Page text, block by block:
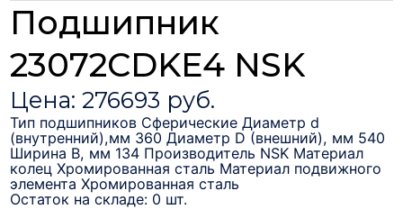
Подшипник
23072CDKE4 NSK
Цена: 276693 руб.
Тип подшипников Сферические Диаметр d
(внутренний),мм 360 Диаметр D (внешний), мм 540
Ширина B, мм 134 Производитель NSK Материал
колец Хромированная сталь Материал подвижного
элемента Хромированная сталь
Остаток на складе: 0 шт.